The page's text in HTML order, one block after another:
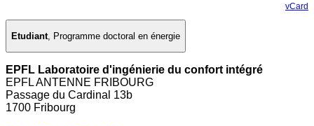
vCard
Etudiant, Programme doctoral en énergie
EPFL Laboratoire d'ingénierie du confort intégré
EPFL ANTENNE FRIBOURG
Passage du Cardinal 13b
1700 Fribourg